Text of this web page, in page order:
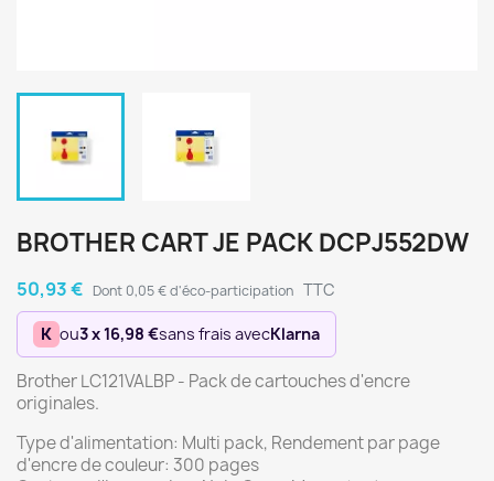
BROTHER CART JE PACK DCPJ552DW
50,93 € Dont 0,05 € d'éco-participation TTC
K ou3 x 16,98 €sans frais avecKlarna
Brother LC121VALBP - Pack de cartouches d'encre
originales.
Type d'alimentation: Multi pack, Rendement par page
d'encre de couleur: 300 pages